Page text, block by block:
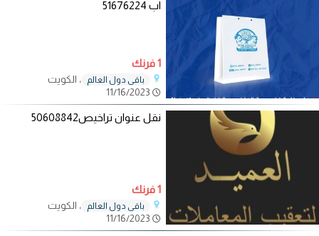
اب 51676224
1 فرنك
باقي دول العالم
، الكويت
نقل عنوان تراخيص50608842
1 فرنك
باقي دول العالم
، الكويت